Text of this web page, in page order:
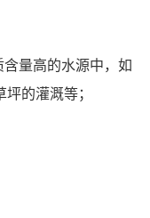
量高的水源中，如
的灌溉等；